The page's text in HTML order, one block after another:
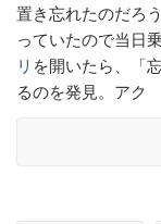
置き忘れたのだろ
っていたので当日
リ を開いたら、「
るのを発見。アク